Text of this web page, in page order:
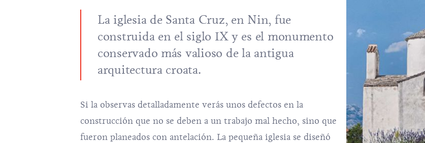
La iglesia de Santa Cruz, en Nin, fue
construida en el siglo IX y es el monumento
conservado más valioso de la antigua
arquitectura croata.
Si la observas detalladamente verás unos defectos en la
construcción que no se deben a un trabajo mal hecho, sino que
fueron planeados con antelación. La pequeña iglesia se diseñó